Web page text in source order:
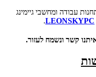
עבודה ומחשבי גיימינג
LEONSKYPC
.
קשר ונשמח לעזור.